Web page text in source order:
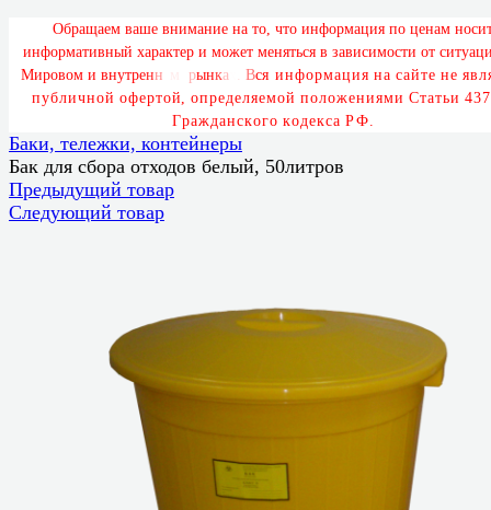
Обращаем ваше внимание на то, что информация по ценам носи
информативный характер и может меняться в зависимости от ситуац
Мировом и внутренн рынка х Вся информация на сайте не явля
публичной офертой, определяемой положениями Статьи 437
Гражданского кодекса РФ.
Баки, тележки, контейнеры
Бак для сбора отходов белый, 50литров
Предыдущий товар
Следующий товар